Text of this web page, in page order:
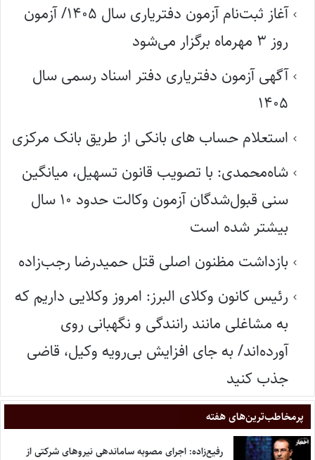
آغاز ثبت‌نام آزمون دفتریاری سال ۱۴۰۵/ آزمون
روز ۳ مهرماه برگزار می‌شود
آگهی آزمون دفتریاری دفتر اسناد رسمی سال
۱۴۰۵
استعلام حساب های بانکی از طریق بانک مرکزی
شاه‌محمدی: با تصویب قانون تسهیل، میانگین
سنی قبول‌شدگان آزمون وکالت حدود ۱۰ سال
بیشتر شده است
بازداشت مظنون اصلی قتل حمیدرضا رجب‌زاده
رئیس کانون وکلای البرز: امروز وکلایی داریم که
به مشاغلی مانند رانندگی و نگهبانی روی
آورده‌اند/ به جای افزایش بی‌رویه وکیل، قاضی
جذب کنید
پر‌مخاطب‌ترین‌های هفته
رفیع‌زاده: اجرای مصوبه ساماندهی نیروهای شرکتی از